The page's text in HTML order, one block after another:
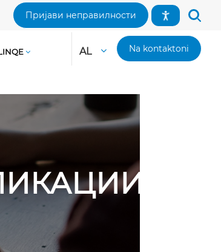
Пријави неправилности
AL Na kontaktoni